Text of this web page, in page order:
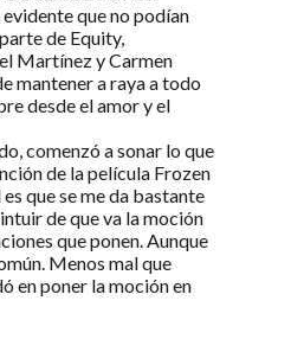
que no podían
de Equity,
Martínez y Carmen
mantener a raya a todo
desde el amor y el
comenzó a sonar lo que
de la película Frozen
que se me da bastante
de que va la moción
que ponen. Aunque
Menos mal que
en poner la moción en